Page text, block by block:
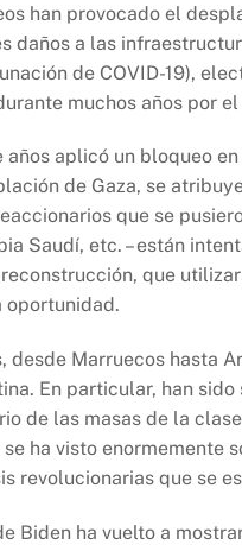
han provocado el
daños a las
de COVID-19),
muchos años por
aplicó un bloqueo
de Gaza, se
que se
Saudí, etc. – están
que
oportunidad.
desde Marruecos hasta
En particular, han
de las masas de la
ha visto enormemente
revolucionarias que se
Biden ha vuelto a